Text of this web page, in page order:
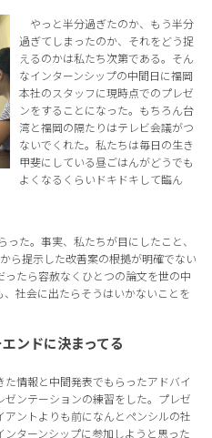
やっと半分過ぎたのか、もう半分
過ぎてしまったのか、それをどう捉
えるのかは私たち次第である。そん
なインターンシップの中間日に福岡
本社のスタッフに現時点でのプレゼ
ンをすることになった。もちろん台
湾と福岡の隔たりはテレビ会議がつ
ないでくれた。私たちは毎日の生き
甲斐にしている昼ごはんがどうでも
よくなるくらいドキドキして臨ん
た。事実、私たちが目にしたこと、
ら提示した改善案の根拠が明確でない
たら容赦なくひとつの論文を世の中
社会に出たらそうはいかないことを
ンドに決まってる
情報と中間発表でもらったアドバイ
ンテーションの練習をした。プレゼ
ントよりも前になんとペンシルの社
ターンシップに参加しようと思った